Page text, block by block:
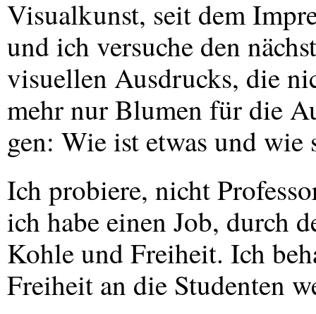
Visualkunst, seit dem
und ich versuche den
visuellen Ausdrucks, die
mehr nur Blumen für die
gen: Wie ist etwas und wie
Ich probiere, nicht
ich habe einen Job, durch
Kohle und Freiheit. Ich
Freiheit an die Studenten